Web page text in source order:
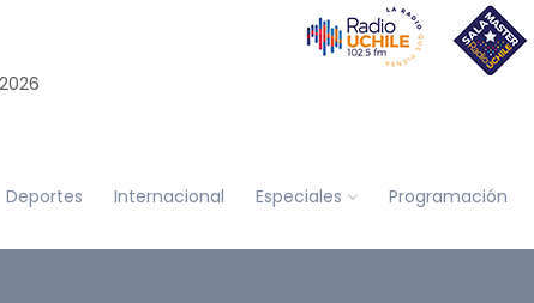
Deportes Internacional Especiales Programación